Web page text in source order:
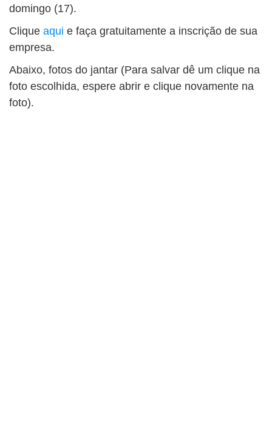
domingo (17).
Clique aqui e faça gratuitamente a inscrição de sua
empresa.
Abaixo, fotos do jantar (Para salvar dê um clique na
foto escolhida, espere abrir e clique novamente na
foto).